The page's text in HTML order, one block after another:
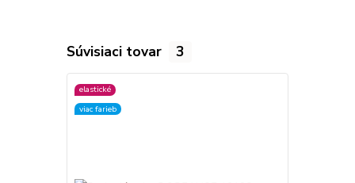
Súvisiaci tovar 3
elastické
viac farieb